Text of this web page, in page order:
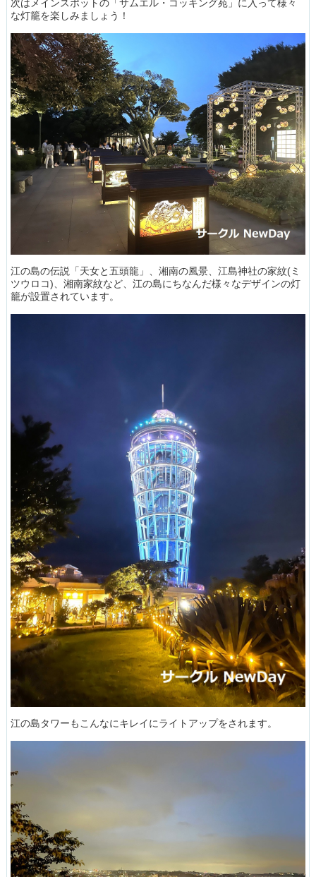
次はメインスポットの「サムエル・コッキング苑」に入って様々
な灯籠を楽しみましょう！
江の島の伝説「天女と五頭龍」、湘南の風景、江島神社の家紋(ミ
ツウロコ)、湘南家紋など、江の島にちなんだ様々なデザインの灯
籠が設置されています。
江の島タワーもこんなにキレイにライトアップをされます。